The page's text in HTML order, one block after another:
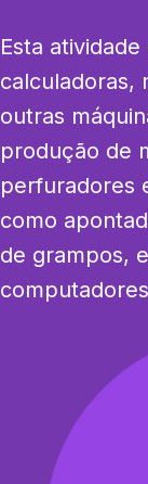
Esta
calculadoras,
outras
produção de
perfuradores
como
de grampos,